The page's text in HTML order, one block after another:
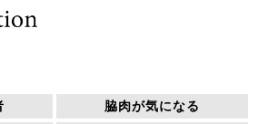
脇肉が気になる